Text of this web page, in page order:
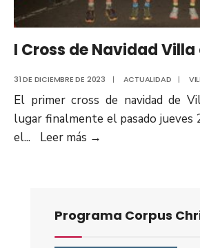
I Cross de Navidad Villa
31 DE DICIEMBRE DE 2023 | ACTUALIDAD |
El primer cross de navidad de
lugar finalmente el pasado jueves
el... Leer más →
Programa Corpus